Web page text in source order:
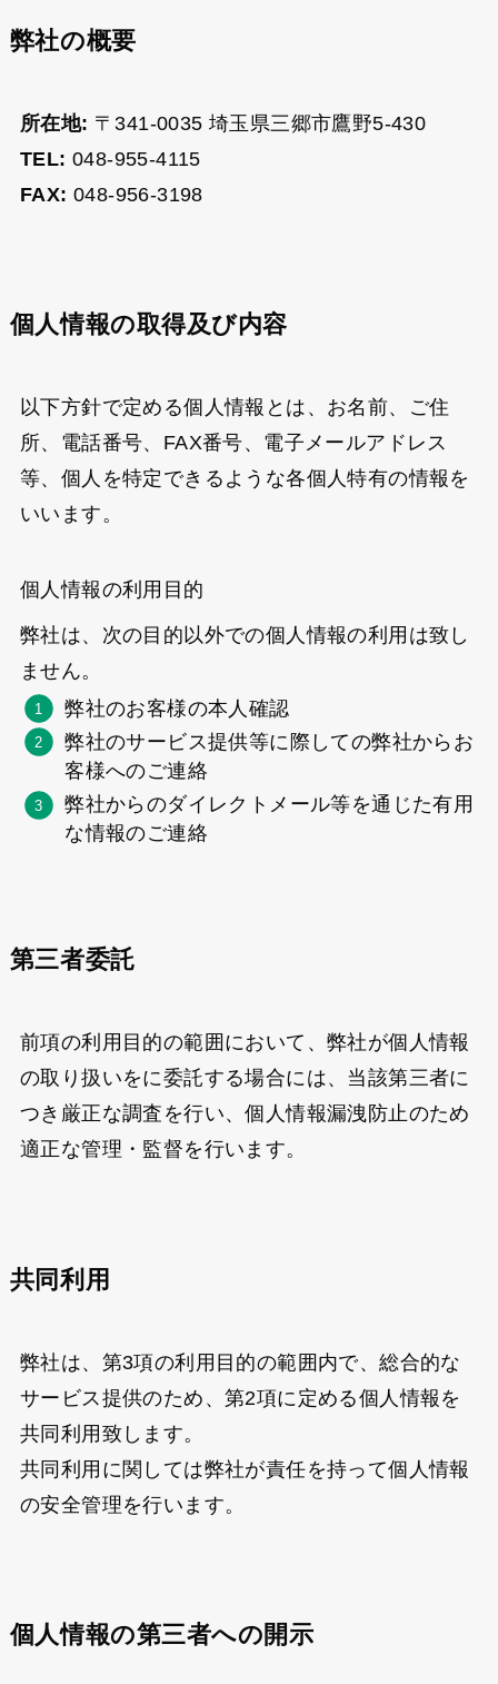
弊社の概要
所在地: 〒341-0035 埼玉県三郷市鷹野5-430
TEL: 048-955-4115
FAX: 048-956-3198
個人情報の取得及び内容
以下方針で定める個人情報とは、お名前、ご住
所、電話番号、FAX番号、電子メールアドレス
等、個人を特定できるような各個人特有の情報を
いいます。
個人情報の利用目的
弊社は、次の目的以外での個人情報の利用は致し
ません。
弊社のお客様の本人確認
弊社のサービス提供等に際しての弊社からお
客様へのご連絡
弊社からのダイレクトメール等を通じた有用
な情報のご連絡
第三者委託
前項の利用目的の範囲において、弊社が個人情報
の取り扱いをに委託する場合には、当該第三者に
つき厳正な調査を行い、個人情報漏洩防止のため
適正な管理・監督を行います。
共同利用
弊社は、第3項の利用目的の範囲内で、総合的な
サービス提供のため、第2項に定める個人情報を
共同利用致します。
共同利用に関しては弊社が責任を持って個人情報
の安全管理を行います。
個人情報の第三者への開示